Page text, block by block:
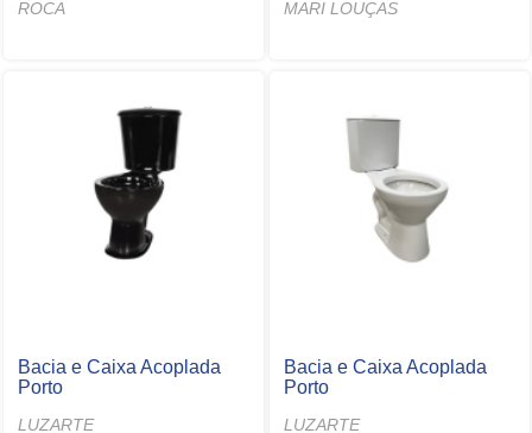
ROCA MARI LOUÇAS
Bacia e Caixa Acoplada
Porto
LUZARTE
Bacia e Caixa Acoplada
Porto
LUZARTE